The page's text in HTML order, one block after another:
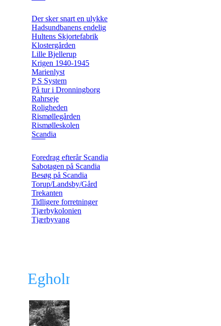
Der sker snart en ulykke
Hadsundbanens endelig
Hultens Skjortefabrik
Klostergården
Lille Bjellerup
Krigen 1940-1945
Marienlyst
P S System
På tur i Dronningborg
Rahrseje
Roligheden
Rismøllegården
Rismølleskolen
Scandia
Foredrag efterår Scandia
Sabotagen på Scandia
Besøg på Scandia
Torup/Landsby/Gård
Trekanten
Tidligere forretninger
Tjærbykolonien
Tjærbyvang
Egholmsvej